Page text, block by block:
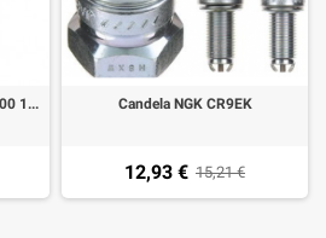
Olio motore 4 tempi Motul 7100 10W40 Candela NGK CR9EK
12,93 € 15,21 €